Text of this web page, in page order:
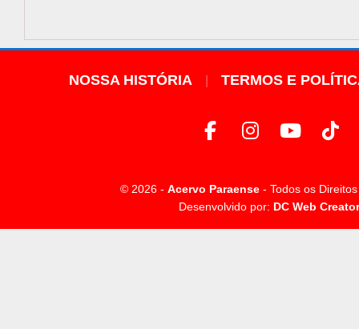
NOSSA HISTÓRIA TERMOS E
© 2026 - Acervo Paraense - Todos os
Desenvolvido por: DC Web